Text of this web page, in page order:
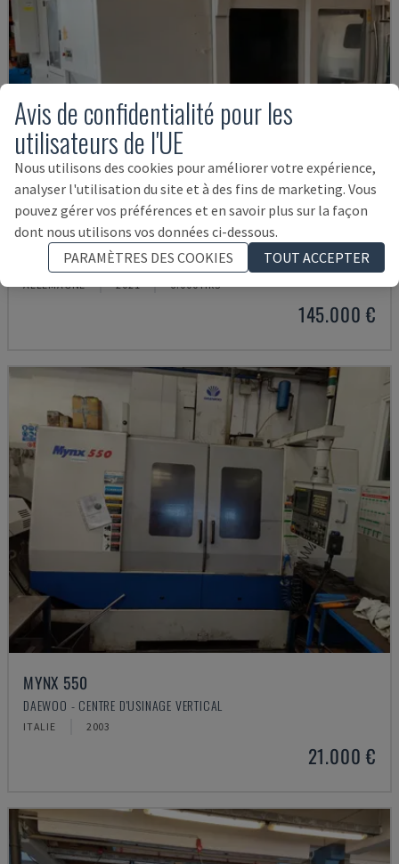
U5-1530
SPINNER - CENTRE D'USINAGE VERTICAL
ALLEMAGNE 2021 6.000 HRS
145.000 €
MYNX 550
DAEWOO - CENTRE D'USINAGE VERTICAL
ITALIE 2003
21.000 €
Avis de confidentialité pour les
utilisateurs de l'UE
Nous utilisons des cookies pour améliorer votre expérience,
analyser l'utilisation du site et à des fins de marketing. Vous
pouvez gérer vos préférences et en savoir plus sur la façon
dont nous utilisons vos données ci-dessous.
PARAMÈTRES DES COOKIES
TOUT ACCEPTER